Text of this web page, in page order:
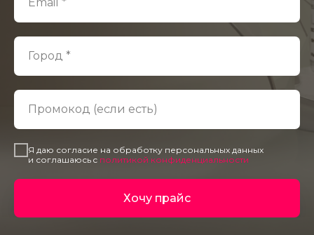
Город *
Промокод (если есть)
Я даю согласие на обработку персональных данных
и соглашаюсь c политикой конфиденциальности
Хочу прайс